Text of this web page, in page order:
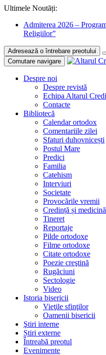
Ultimele Noutăți:
Admiterea 2026 –
Religiilor”
Adresează o întrebare preotului
Comutare navigare
Despre noi
Despre revistă
Echipa Altarul
Contacte
Bibliotecă
Calendar ortodox
Comentariile zilei
Sfaturi duhovnicești
Postul Mare
Predici
Familia
Catehism
Interviuri
Societate
Provocările vremii
Credință și medicină
Tineret
Reportaje
Pilde ortodoxe
Filme ortodoxe
Citate ortodoxe
Poezie creştină
Rugăciuni
Sectologie
Video
Istoria bisericii
Vieţile sfinţilor
Oamenii bisericii
Ştiri interne
Știri externe
Întreabă preotul
Evenimente